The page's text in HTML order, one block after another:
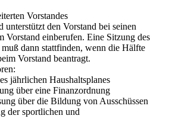
Vorstandes
unterstützt den Vorstand bei seinen
Vorstand einberufen. Eine Sitzung des
dann stattfinden, wenn die Hälfte
Vorstand beantragt.
Haushaltsplanes
über eine Finanzordnung
über die Bildung von Ausschüssen
sportlichen und